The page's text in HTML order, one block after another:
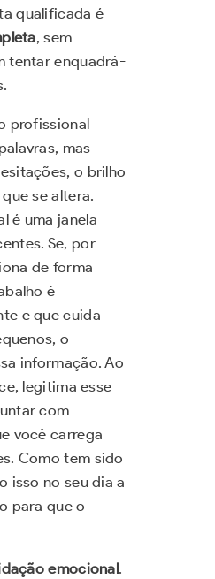
qualificada é
, sem
tentar enquadrá-
profissional
mas
o brilho
se altera.
é uma janela
Se, por
de forma
é
e que cuida
o
informação. Ao
legitima esse
com
você carrega
Como tem sido
isso no seu dia a
para que o
emocional.